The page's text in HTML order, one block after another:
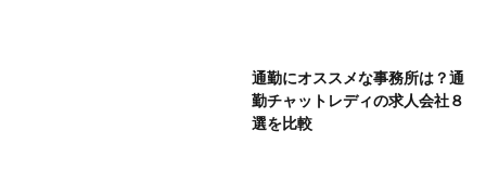
通勤にオススメな事務所は？通
勤チャットレディの求人会社８
選を比較